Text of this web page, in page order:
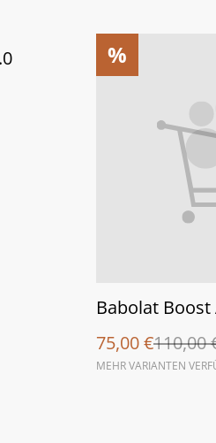
%
Babolat Boost
75,00 €110,00
MEHR VARIANTEN